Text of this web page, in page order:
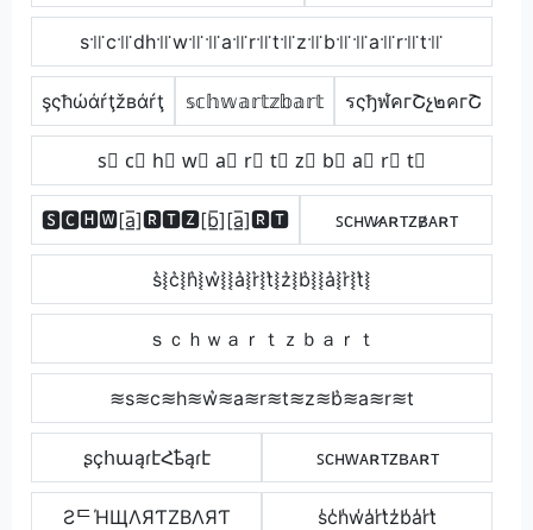
s꜉꜍c꜉꜍dh꜉꜍w꜉꜍꜉꜍a꜉꜍r꜉꜍t꜉꜍z꜉꜍b꜉꜍꜉꜍a꜉꜍r꜉꜍t꜉꜍
şςħώάŕţžвάŕţ 𝕤𝕔𝕙𝕨𝕒𝕣𝕥𝕫𝕓𝕒𝕣𝕥 รςђฬคгՇչ๒คгՇ
s⃣ c⃣ h⃣ w⃣ a⃣ r⃣ t⃣ z⃣ b⃣ a⃣ r⃣ t⃣
🆂🅲🅷🆆[a̲̅]🆁🆃🆉[b̲̅][a̲̅]🆁🆃 ꜱᴄʜᴡ̷ᴀʀᴛᴢʙ̷ᴀʀᴛ
s͛⦚c͛⦚h͛⦚w͛⦚⦚a͛⦚r͛⦚t͛⦚z͛⦚b͛⦚⦚a͛⦚r͛⦚t͛⦚
ｓｃｈｗａｒｔｚｂａｒｔ
≋s≋c≋h≋w͛≋a≋r≋t≋z≋b͛≋a≋r≋t
ʂçհաąɾէՀҍąɾէ ꜱᴄʜᴡᴀʀᴛᴢʙᴀʀᴛ
ƧᄃΉЩΛЯƬZBΛЯƬ s̾c̾h̾w̾a̾r̾t̾z̾b̾a̾r̾t̾